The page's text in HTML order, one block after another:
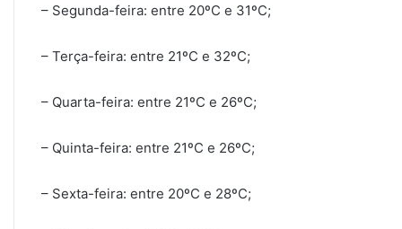
– Segunda-feira: entre 20ºC e 31ºC;
– Terça-feira: entre 21ºC e 32ºC;
– Quarta-feira: entre 21ºC e 26ºC;
– Quinta-feira: entre 21ºC e 26ºC;
– Sexta-feira: entre 20ºC e 28ºC;